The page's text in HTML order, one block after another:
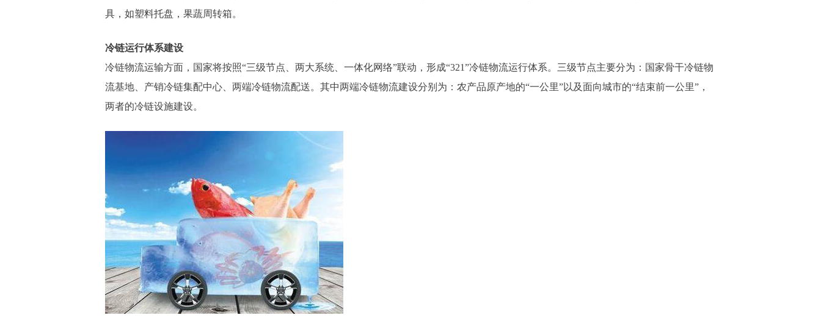
具，如塑料托盘，果蔬周转箱。
冷链运行体系建设
冷链物流运输方面，国家将按照“三级节点、两大系统、一体化网络”联动，形成“321”冷链物流运行体系。三级节点主要分为：国家骨干冷链物
流基地、产销冷链集配中心、两端冷链物流配送。其中两端冷链物流建设分别为：农产品原产地的“一公里”以及面向城市的“结束前一公里”，
两者的冷链设施建设。